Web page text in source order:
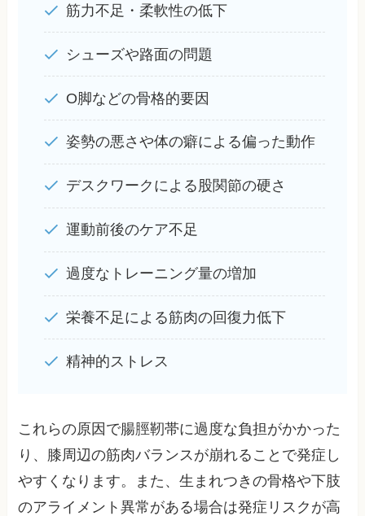
筋力不足・柔軟性の低下
シューズや路面の問題
O脚などの骨格的要因
姿勢の悪さや体の癖による偏った動作
デスクワークによる股関節の硬さ
運動前後のケア不足
過度なトレーニング量の増加
栄養不足による筋肉の回復力低下
精神的ストレス
これらの原因で腸脛靭帯に過度な負担がかかった
り、膝周辺の筋肉バランスが崩れることで発症し
やすくなります。また、生まれつきの骨格や下肢
のアライメント異常がある場合は発症リスクが高